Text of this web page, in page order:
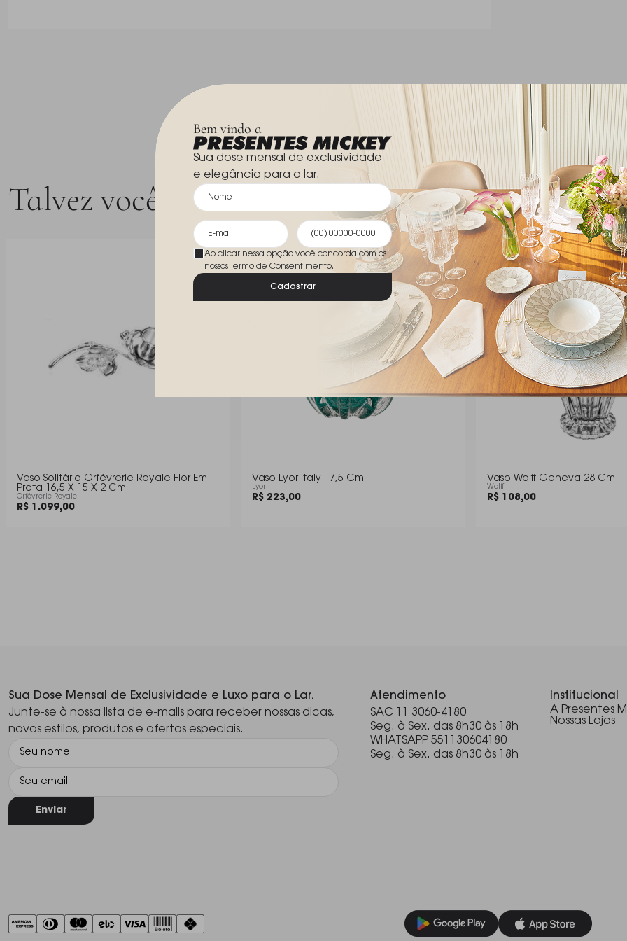
Bem vindo a
Sua dose mensal de exclusividade
e elegância para o lar.
Ao clicar nessa opção você concorda com os
nossos Termo de Consentimento.
Cadastrar
Talvez você goste
Vaso Solitário Orfèvrerie Royale Flor Em
Prata 16,5 X 15 X 2 Cm
Orfèvrerie Royale
R$ 1.099,00
Vaso Lyor Italy 17,5 Cm
Lyor
R$ 223,00
Vaso Wolff Geneva 28 Cm
Wolff
R$ 108,00
Sua Dose Mensal de Exclusividade e Luxo para o Lar.
Junte-se à nossa lista de e-mails para receber nossas dicas,
novos estilos, produtos e ofertas especiais.
Enviar
Atendimento
SAC 11 3060-4180
Seg. à Sex. das 8h30 às 18h
WHATSAPP 551130604180
Seg. à Sex. das 8h30 às 18h
Institucional
A Presentes
Nossas Lojas